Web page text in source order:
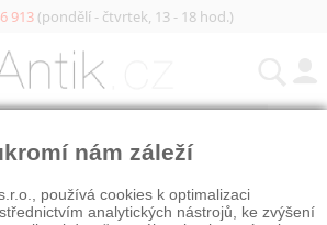
913(pondělí - čtvrtek, 13 - 18 hod.)
nám záleží
používá cookies k optimalizaci
analytických nástrojů, ke zvýšení